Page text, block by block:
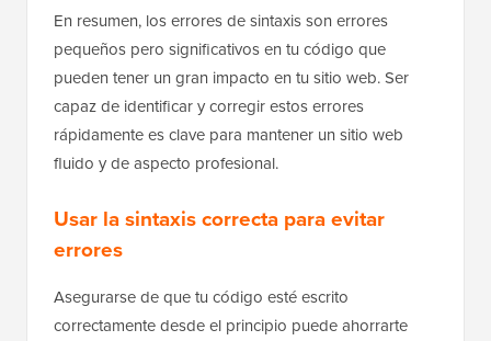
En resumen, los errores de sintaxis son errores
pequeños pero significativos en tu código que
pueden tener un gran impacto en tu sitio web. Ser
capaz de identificar y corregir estos errores
rápidamente es clave para mantener un sitio web
fluido y de aspecto profesional.
Usar la sintaxis correcta para evitar
errores
Asegurarse de que tu código esté escrito
correctamente desde el principio puede ahorrarte